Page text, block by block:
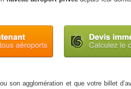
son agglomération et que votre billet